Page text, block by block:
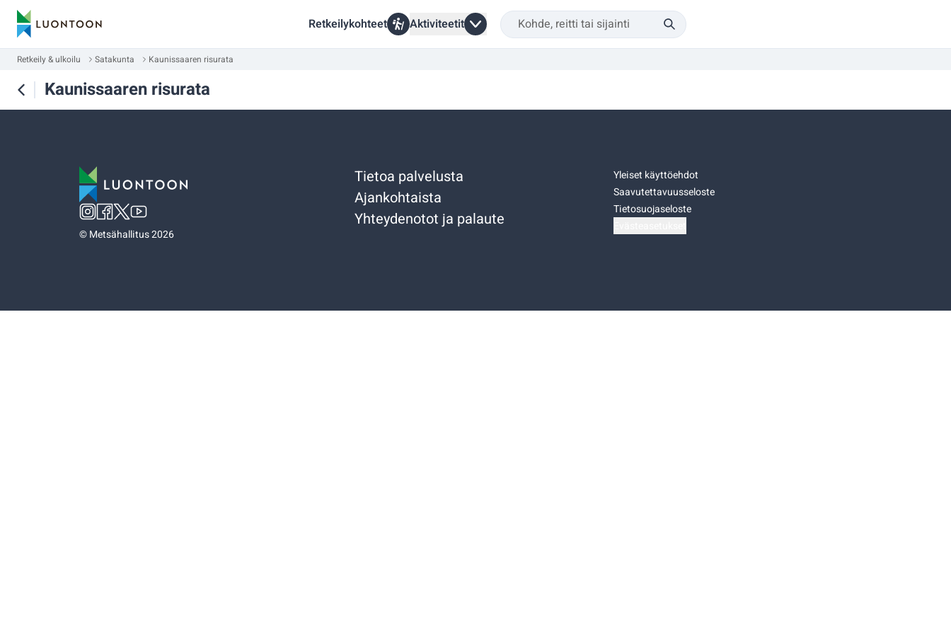
Retkeilykohteet Aktiviteetit
Retkeily & ulkoilu Satakunta Kaunissaaren risurata
Kaunissaaren risurata
©Metsähallitus 2026
Tietoa palvelusta
Ajankohtaista
Yhteydenotot ja palaute
Yleiset käyttöehdot
Saavutettavuusseloste
Tietosuojaseloste